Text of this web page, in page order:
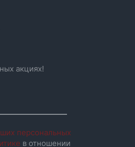
акциях!
персональных
в отношении